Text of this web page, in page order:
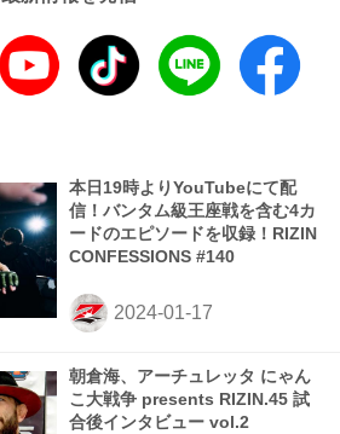
本日19時よりYouTubeにて配
信！バンタム級王座戦を含む4カ
ードのエピソードを収録！RIZIN
CONFESSIONS #140
朝倉海、アーチュレッタ にゃん
こ大戦争 presents RIZIN.45 試
合後インタビュー vol.2